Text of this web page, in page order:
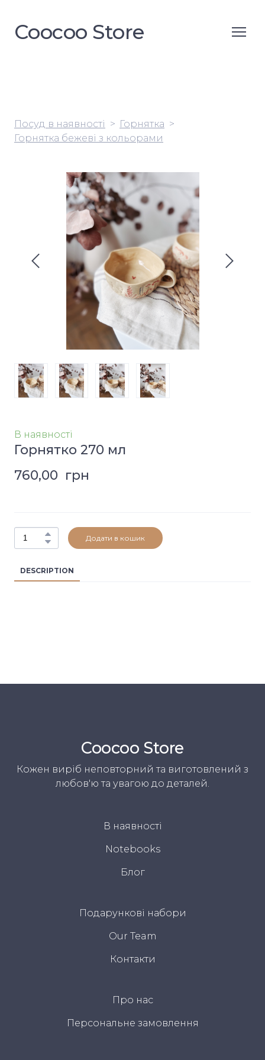
Coocoo Store
Посуд в наявності
Горнятка
Горнятка бежеві з кольорами
В наявності
Горнятко 270 мл
760,00  грн
Додати в кошик
DESCRIPTION
Coocoo Store
Кожен виріб неповторний та виготовлений з
любов'ю та увагою до деталей.
В наявності
Notebooks
Блог
Подарункові набори
Our Team
Контакти
Про нас
Персональне замовлення